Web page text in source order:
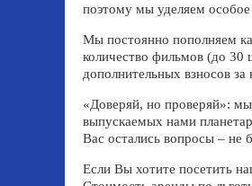
поэтому мы уделяем
Мы постоянно пополняем
количество фильмов (до
дополнительных взносов
«Доверяй, но проверяй»:
выпускаемых нами
Вас остались вопросы – не
Если Вы хотите посетить